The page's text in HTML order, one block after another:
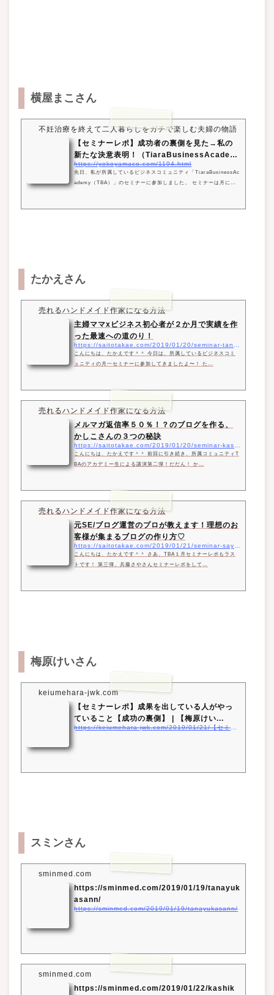
横屋まこさん
不妊治療を終えて二人暮らしをガチで楽しむ夫婦の物語
【セミナーレポ】成功者の裏側を見た→私の
新たな決意表明！（TiaraBusinessAcadem
y...
https://yokoyamaco.com/1194.html
先日、私が所属しているビジネスコミュニティ「TiaraBusinessAc
ademy（TBA）」のセミナーに参加しました。 セミナーは月に１
たかえさん
売れるハンドメイド作家になる方法
主婦ママxビジネス初心者が２か月で実績を作
った最速への道のり！
https://saitotakae.com/2019/01/20/seminar-tanayuka/?fbclid=IwAR2Kx54zie6UNh2c7IlMKxosnr3xbe26yElVl_h7aZA9DuoTZuL-tqbB-wc
こんにちは、たかえです＾＾ 今日は、所属しているビジネスコミ
ュニティの月一セミナーに参加してきましたよ〜！ た…
売れるハンドメイド作家になる方法
メルマガ返信率５０％！？のブログを作る、
かしこさんの３つの秘訣
https://saitotakae.com/2019/01/20/seminar-kashiko/
こんにちは、たかえです＾＾ 前回に引き続き、所属コミュニティT
BAのアカデミー生による講演第二弾！だだん！ か…
売れるハンドメイド作家になる方法
元SE/ブログ運営のプロが教えます！理想のお
客様が集まるブログの作り方♡
https://saitotakae.com/2019/01/21/seminar-saya/
こんにちは、たかえです＾＾ さあ、TBA１月セミナーレポもラス
トです！ 第三弾、兵藤さやさんセミナーレポをして…
梅原けいさん
keiumehara-jwk.com
【セミナーレポ】成果を出している人がやっ
ていること【成功の裏側】 | 【梅原けい...
スミンさん
sminmed.com
https://sminmed.com/2019/01/19/tanayuk
asann/
https://sminmed.com/2019/01/19/tanayukasann/
sminmed.com
https://sminmed.com/2019/01/22/kashik